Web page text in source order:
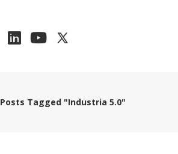
Posts Tagged "Industria 5.0"